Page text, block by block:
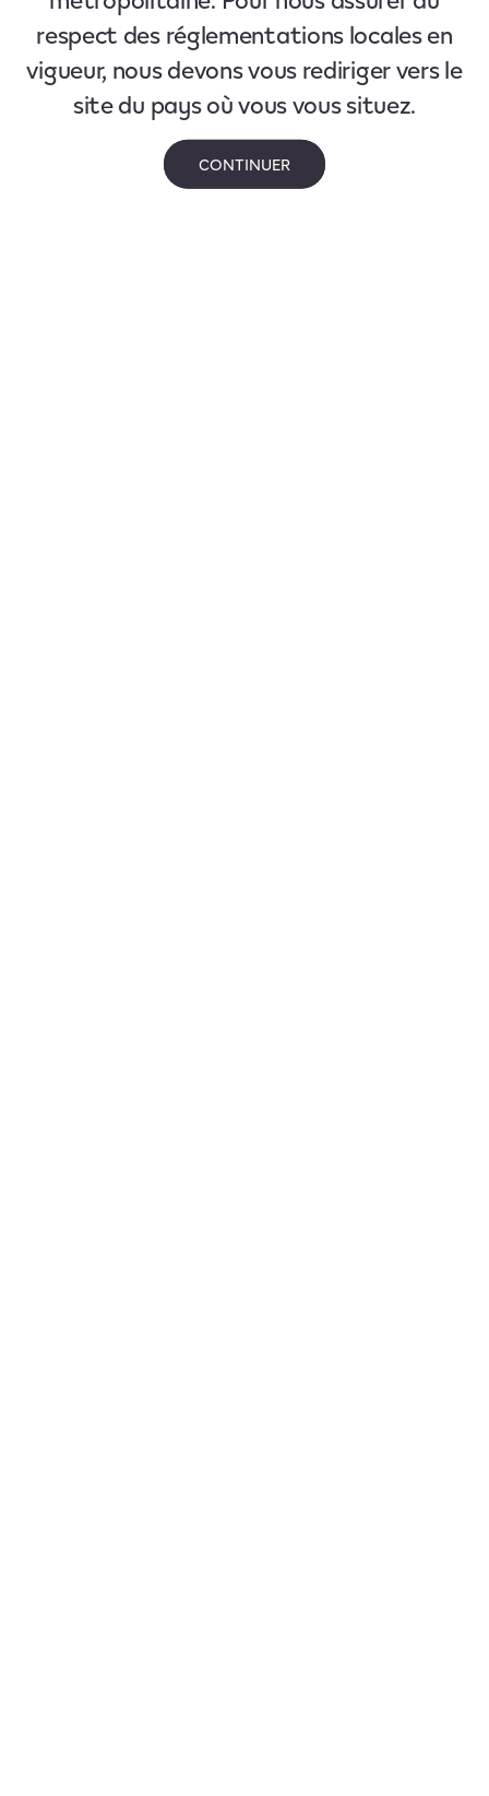
respect des réglementations locales en
vigueur, nous devons vous rediriger vers le
site du pays où vous vous situez.
CONTINUER